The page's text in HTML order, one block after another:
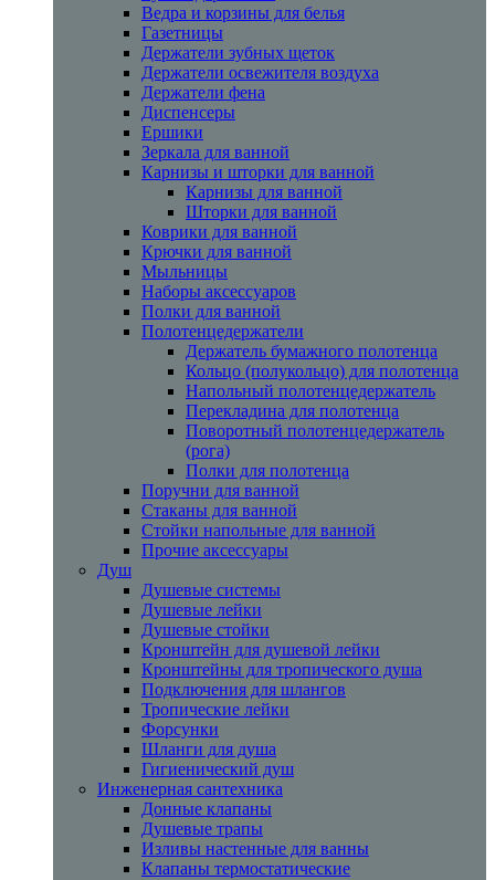
Ведра и корзины для белья
Газетницы
Держатели зубных щеток
Держатели освежителя воздуха
Держатели фена
Диспенсеры
Ершики
Зеркала для ванной
Карнизы и шторки для ванной
Карнизы для ванной
Шторки для ванной
Коврики для ванной
Крючки для ванной
Мыльницы
Наборы аксессуаров
Полки для ванной
Полотенцедержатели
Держатель бумажного полотенца
Кольцо (полукольцо) для полотенца
Напольный полотенцедержатель
Перекладина для полотенца
Поворотный полотенцедержатель
(рога)
Полки для полотенца
Поручни для ванной
Стаканы для ванной
Стойки напольные для ванной
Прочие аксессуары
Душ
Душевые системы
Душевые лейки
Душевые стойки
Кронштейн для душевой лейки
Кронштейны для тропического душа
Подключения для шлангов
Тропические лейки
Форсунки
Шланги для душа
Гигиенический душ
Инженерная сантехника
Донные клапаны
Душевые трапы
Изливы настенные для ванны
Клапаны термостатические